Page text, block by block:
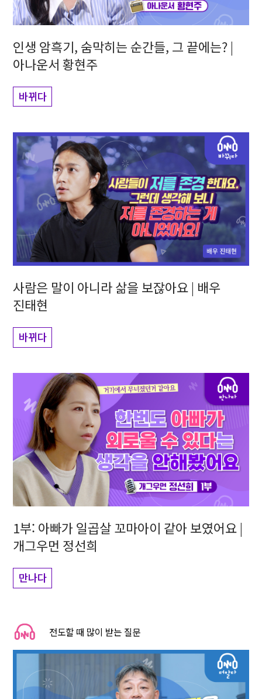
인생 암흑기, 숨막히는 순간들, 그 끝에는? |
아나운서 황현주
바뀌다
사람은 말이 아니라 삶을 보잖아요 | 배우
진태현
바뀌다
1부: 아빠가 일곱살 꼬마아이 같아 보였어요 |
개그우먼 정선희
만나다
전도할 때 많이 받는 질문